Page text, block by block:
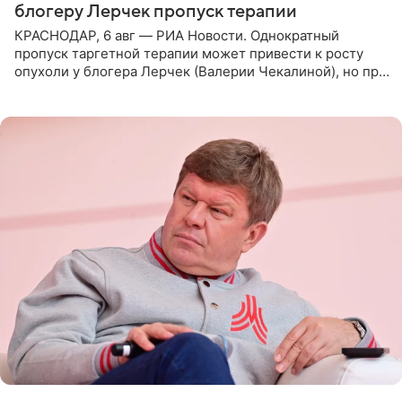
блогеру Лерчек пропуск терапии
КРАСНОДАР, 6 авг — РИА Новости. Однократный
пропуск таргетной терапии может привести к росту
опухоли у блогера Лерчек (Валерии Чекалиной), но при